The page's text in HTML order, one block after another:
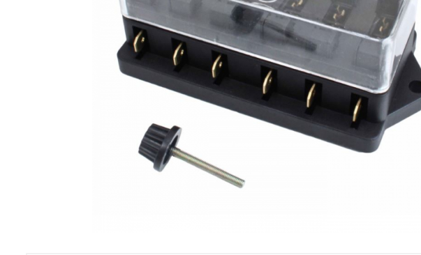
Clima/Aer conditionat
Dulapuri Bancuri Carucioare